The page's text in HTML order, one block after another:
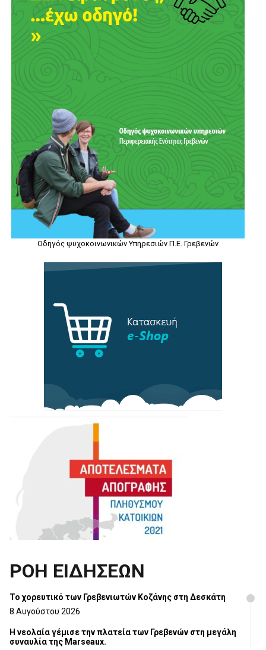
Οδηγός ψυχοκοινωνικών Υπηρεσιών Π.Ε. Γρεβενών
ΡΟΗ ΕΙΔΗΣΕΩΝ
Το χορευτικό των Γρεβενιωτών Κοζάνης στη Δεσκάτη
8 Αυγούστου 2026
Η νεολαία γέμισε την πλατεία των Γρεβενών στη μεγάλη
συναυλία της Marseaux.